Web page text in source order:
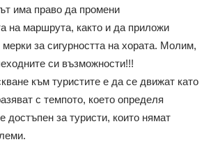
има право да промени
на маршрута, както и да приложи
за сигурността на хората. Молим,
си възможности!!!
към туристите е да се движат като
с темпото, което определя
достъпен за туристи, които нямат